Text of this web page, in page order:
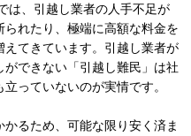
は、引越し業者の人手不足が
れたり、極端に高額な料金を
てきています。引越し業者が
できない「引越し難民」は社
っていないのが実情です。
るため、可能な限り安く済ま